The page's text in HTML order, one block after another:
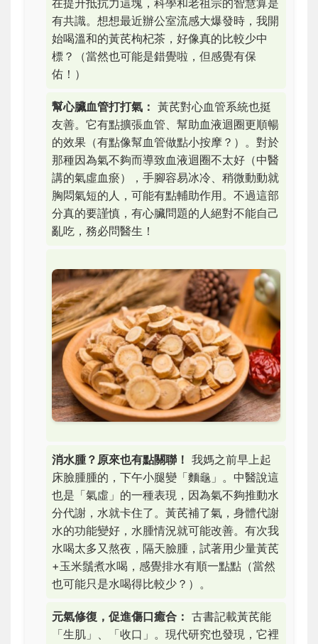
在提升抵抗力這塊，科學和老祖宗的智慧算是
有共識。想想最近辦公室流感大爆發時，我開
始喝溫和的黃芪枸杞茶，好像真的比較少中
標？（當然也可能是錯覺啦，但感覺有保
佑！）
幫心臟血管打打氣： 黃芪對心血管系統也挺
友善。它有點擴張血管、幫助血液迴圈更順暢
的效果（有點像幫血管做點小按摩？）。對於
那種因為氣不夠而導致血液迴圈不太好（中醫
講的氣虛血瘀），手腳容易冰冷、稍微動動就
胸悶氣短的人，可能有點輔助作用。不過這部
分真的要謹慎，有心臟問題的人絕對不能自己
亂吃，務必問醫生！
消水腫？原來也有點關聯！ 我媽之前早上起
床臉腫腫的，下午小腿變「麵龜」。中醫說這
也是「氣虛」的一種表現，因為氣不夠推動水
分代謝，水就卡住了。黃芪補了氣，身體代謝
水的功能變好，水腫情況就可能改善。有次我
水喝太多又熬夜，隔天臉腫，試著用少量黃芪
+玉米鬚煮水喝，感覺排水有順一點點（當然
也可能只是水喝得比較少？）。
元氣修復，促進傷口癒合： 古書記載黃芪能
「生肌」、「收口」。現代研究也發現，它裡